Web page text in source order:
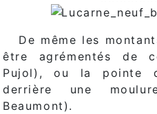
De même les
être agrémentés de
Pujol), ou la pointe
derrière une
Beaumont).